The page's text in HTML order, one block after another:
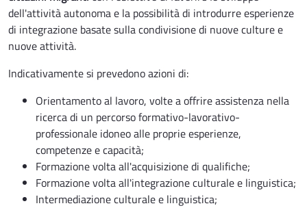
dell'attività autonoma e la possibilità di introdurre esperienze
di integrazione basate sulla condivisione di nuove culture e
nuove attività.
Indicativamente si prevedono azioni di:
Orientamento al lavoro, volte a offrire assistenza nella
ricerca di un percorso formativo-lavorativo-
professionale idoneo alle proprie esperienze,
competenze e capacità;
Formazione volta all'acquisizione di qualifiche;
Formazione volta all'integrazione culturale e linguistica;
Intermediazione culturale e linguistica;